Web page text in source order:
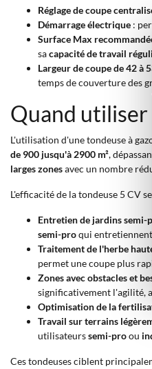
Réglage de coupe centralisé
Démarrage électrique :
Surface Max
sacapacité de travail
Largeur de coupe de 42 à
temps de couverture des
Quand utiliser
L'utilisation d'une tondeuse à
de 900 jusqu'à 2900 m²,
larges zonesavec un nombre
L'efficacité de la tondeuse 5 CV
Entretien de jardins semi-
semi-proqui entretiennent
Traitement de l'herbe
permet une coupe plus
Zones avec obstacles et
significativement l'agilité,
Optimisation de la
Travail sur terrains
utilisateurssemi-proou
Ces tondeuses ciblent